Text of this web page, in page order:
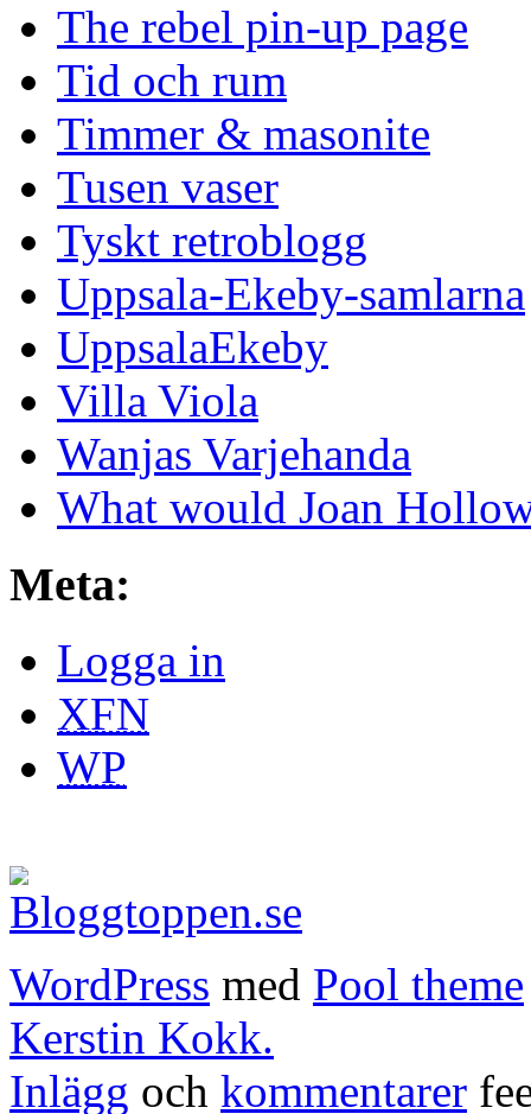
The rebel pin-up page
Tid och rum
Timmer & masonite
Tusen vaser
Tyskt retroblogg
Uppsala-Ekeby-samlarna
UppsalaEkeby
Villa Viola
Wanjas Varjehanda
What would Joan
Meta:
Logga in
XFN
WP
WordPress med Pool theme
Kerstin Kokk.
Inlägg och kommentarer